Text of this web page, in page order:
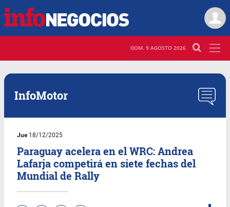
DOM. 9 AGOSTO 2026
InfoMotor
Jue18/12/2025
Paraguay acelera en el WRC: Andrea
Lafarja competirá en siete fechas del
Mundial de Rally